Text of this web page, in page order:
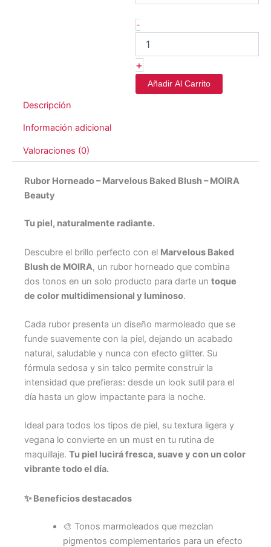
-
+
Añadir Al Carrito
Descripción
Información adicional
Valoraciones (0)
Rubor Horneado – Marvelous Baked Blush – MOIRA
Beauty
Tu piel, naturalmente radiante.
Descubre el brillo perfecto con el Marvelous Baked
Blush de MOIRA, un rubor horneado que combina
dos tonos en un solo producto para darte un toque
de color multidimensional y luminoso.
Cada rubor presenta un diseño marmoleado que se
funde suavemente con la piel, dejando un acabado
natural, saludable y nunca con efecto glitter. Su
fórmula sedosa y sin talco permite construir la
intensidad que prefieras: desde un look sutil para el
día hasta un glow impactante para la noche.
Ideal para todos los tipos de piel, su textura ligera y
vegana lo convierte en un must en tu rutina de
maquillaje. Tu piel lucirá fresca, suave y con un color
vibrante todo el día.
✨Beneficios destacados
🎨 Tonos marmoleados que mezclan
pigmentos complementarios para un efecto